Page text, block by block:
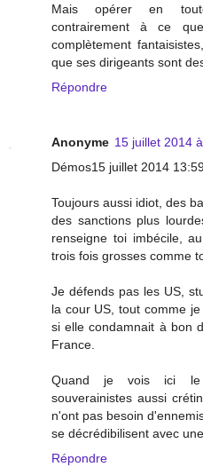
Mais opérer en
contrairement à ce
complètement
que ses dirigeants sont
Répondre
Anonyme 15 juillet 2014
Démos15 juillet 2014
Toujours aussi idiot, des
des sanctions plus
renseigne toi imbécile,
trois fois grosses comme
Je défends pas les US,
la cour US, tout comme
si elle condamnait à bon
France.
Quand je vois ici le
souverainistes aussi
n'ont pas besoin
se décrédibilisent avec
Répondre